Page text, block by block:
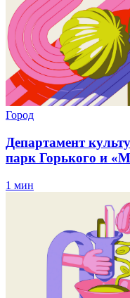
Город
Департамент
парк Горького и
1 мин